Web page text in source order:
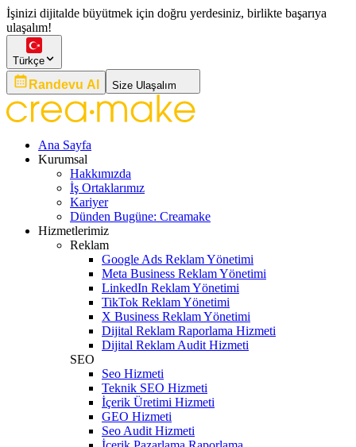
İşinizi dijitalde büyütmek için doğru yerdesiniz, birlikte başarıya
ulaşalım!
Türkçe
Randevu Al Size Ulaşalım
Ana Sayfa
Kurumsal
Hakkımızda
İş Ortaklarımız
Kariyer
Dünden Bugüne: Creamake
Hizmetlerimiz
Reklam
Google Ads Reklam Yönetimi
Meta Business Reklam Yönetimi
LinkedIn Reklam Yönetimi
TikTok Reklam Yönetimi
X Business Reklam Yönetimi
Dijital Reklam Raporlama Hizmeti
Dijital Reklam Audit Hizmeti
SEO
Seo Hizmeti
Teknik SEO Hizmeti
İçerik Üretimi Hizmeti
GEO Hizmeti
Seo Audit Hizmeti